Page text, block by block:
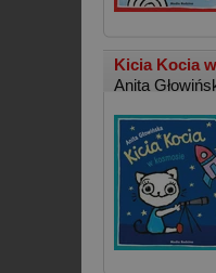
Kicia Kocia
Anita